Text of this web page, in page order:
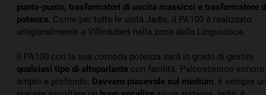
punto-punto, trasformatori di uscita massicci e trasformatore
potenza. Come per tutte le unità Jadis, il PA100 è realizzato
artigianalmente a Villedubert nella zona della Linguadoca.
Il PA100 con la sua comoda potenza sarà in grado di gestire
qualsiasi tipo di altoparlante con facilità. Palcoscenico sonoro
ampio e profondo. Davvero piacevole sul medium, è sempre un